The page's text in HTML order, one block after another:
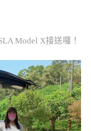
Model X接送囉！